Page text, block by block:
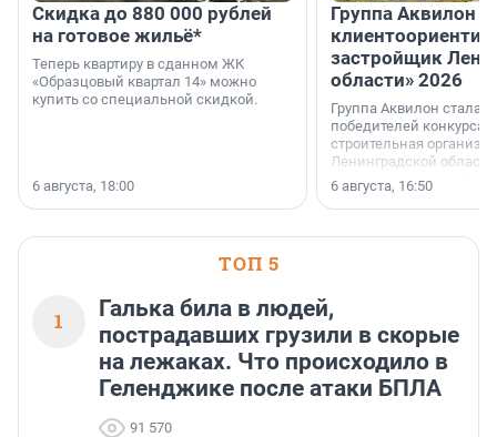
Скидка до 880 000 рублей
на готовое жильё*
Теперь квартиру в сданном ЖК
«Образцовый квартал 14» можно
купить со специальной скидкой.
6 августа, 18:00
Группа Аквилон
застройщик
области» 2026
Группа Аквилон стала
победителей конкурса
строительная
Ленинградской области
номинации «Самый
застройщик
6 августа, 16:50
ТОП 5
1
Галька била в людей,
пострадавших грузили в скорые
на лежаках. Что происходило в
Геленджике после атаки БПЛА
91 570